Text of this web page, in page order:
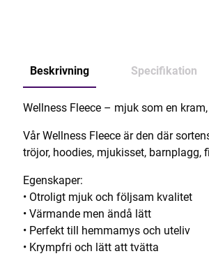
Beskrivning Specifikation
Wellness Fleece – mjuk som en
Vår Wellness Fleece är den där
tröjor, hoodies, mjukisset,
Egenskaper:
• Otroligt mjuk och följsam kvalitet
• Värmande men ändå lätt
• Perfekt till hemmamys och uteliv
• Krympfri och lätt att tvätta